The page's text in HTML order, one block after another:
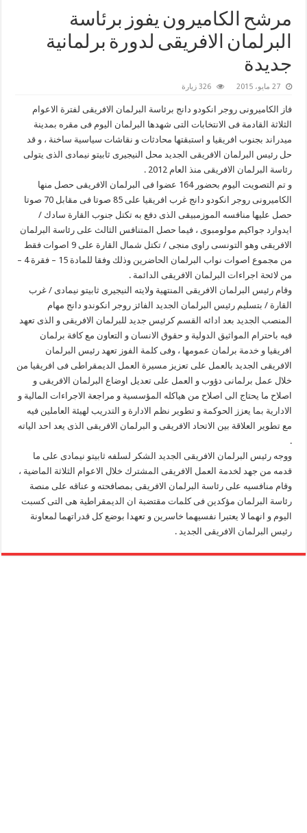
مرشح الكاميرون يفوز برئاسة
البرلمان الافريقى لدورة برلمانية
جديدة
27 مايو، 2015 326 زيارة
فاز الكاميرونى روجر انكودو دانج برئاسة البرلمان الافريقى لفترة الاعوام
الثلاثة القادمة فى الانتخابات التى شهدها البرلمان اليوم فى مقره بمدينة
ميدراند بجنوب افريقيا و استبقتها محادثات و نقاشات سياسية ساخنة ، و قد
حل رئيس البرلمان الافريقى الجديد محل النيجيرى ثابيتو نيمادى الذى يتولى
رئاسة البرلمان الافريقى منذ العام 2012 .
و تم التصويت اليوم بحضور 164 عضوا فى البرلمان الافريقى حصل منها
الكاميرونى روجر انكودو دانج غرب افريقيا على 85 صوتا فى مقابل 70 صوتا
حصل عليها منافسه الموزمبيقى الذى دفع به تكتل جنوب القارة سادك /
ايدوارد جواكيم مولومبوى ، فيما حصل المتنافس الثالث على رئاسة البرلمان
الافريقى وهو التونسى راوى منجى / تكتل شمال القارة على 9 اصوات فقط
من مجموع اصوات نواب البرلمان الحاضرين وذلك وفقا للمادة 15 – فقرة 4 –
من لائحة اجراءات البرلمان الافريقى الدائمة .
وقام رئيس البرلمان الافريقى المنتهية ولايته النيجيرى ثابيتو نيمادى / غرب
القارة / بتسليم رئيس البرلمان الجديد الفائز روجر انكوندو دانج مهام
المنصب الجديد بعد ادائه القسم كرئيس جديد للبرلمان الافريقى و الذى تعهد
فيه باحترام المواثيق الدولية و حقوق الانسان و التعاون مع كافة برلمان
افريقيا و خدمة برلمان عمومها ، وفى كلمة الفوز تعهد رئيس البرلمان
الافريقى الجديد بالعمل على تعزيز مسيرة العمل الديمقراطى فى افريقيا من
خلال عمل برلمانى دؤوب و العمل على تعديل اوضاع البرلمان الافريقى و
اصلاح ما يحتاج الى اصلاح من هياكله المؤسسية و مراجعة الاجراءات المالية و
الادارية بما يعزز الحوكمة و تطوير نظم الادارة و التدريب لهيئة العاملين فيه
مع تطوير العلاقة بين الاتحاد الافريقى و البرلمان الافريقى الذى يعد احد الياته
.
ووجه رئيس البرلمان الافريقى الجديد الشكر لسلفه ثابيتو نيمادى على ما
قدمه من جهد لخدمة العمل الافريقى المشترك خلال الاعوام الثلاثة الماضية ،
وقام منافسيه على رئاسة البرلمان الافريقى بمصافحته و عناقه على منصة
رئاسة البرلمان مؤكدين فى كلمات مقتضبة ان الديمقراطية هى التى كسبت
اليوم و انهما لا يعتبرا نفسيهما خاسرين و تعهدا بوضع كل قدراتهما لمعاونة
رئيس البرلمان الافريقى الجديد .